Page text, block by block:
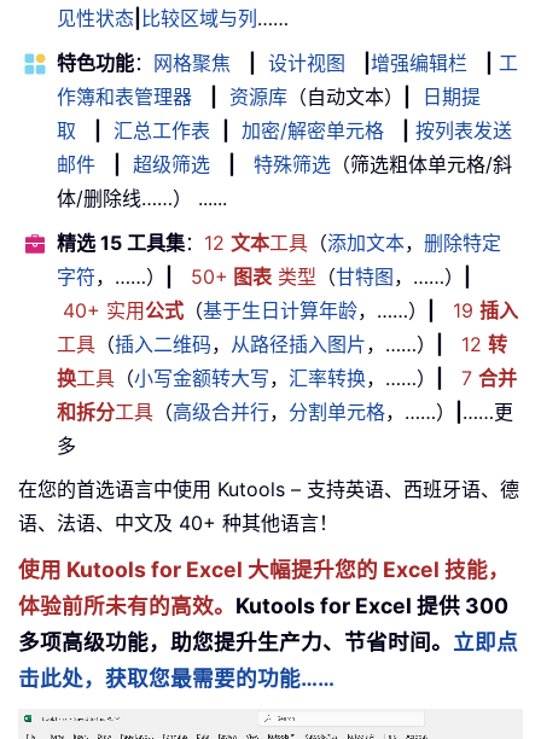
见性状态 比较区域与列……
特色功能： 网格聚焦 设计视图 增强编辑栏
工
作簿和表管理器
资源库 （自动文本）
日期提
取
汇总工作表 加密/解密单元格
按列表发送
邮件
超级筛选 特殊筛选 （筛选粗体单元格/斜
体/删除线……） ......
精选 15 工具集： 12 文本工具 （添加文本， 删除特定
字符，……） 50+ 图表 类型 （甘特图，……）
40+ 实用公式 （基于生日计算年龄，……） 19 插入
工具 （插入二维码， 从路径插入图片，……） 12 转
换工具 （小写金额转大写， 汇率转换，……） 7 合并
和拆分工具 （高级合并行， 分割单元格，……）
……更
多
在您的首选语言中使用 Kutools – 支持英语、西班牙语、德
语、法语、中文及 40+ 种其他语言！
使用 Kutools for Excel 大幅提升您的 Excel 技能，
体验前所未有的高效。 Kutools for Excel 提供 300
多项高级功能，助您提升生产力、节省时间。 立即点
击此处，获取您最需要的功能……